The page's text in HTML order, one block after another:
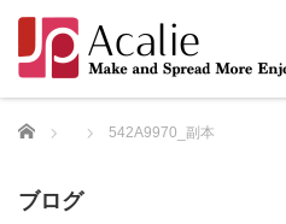
Home 542A9970_副本
ブログ